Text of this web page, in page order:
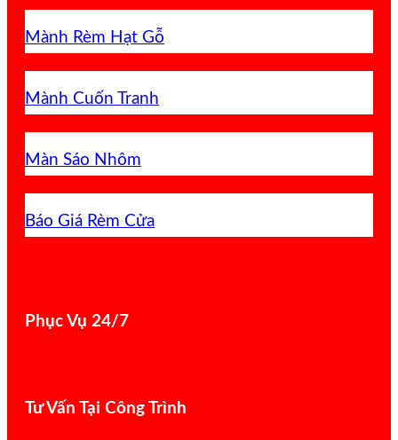
Mành Rèm Hạt Gỗ
Mành Cuốn Tranh
Màn Sáo Nhôm
Báo Giá Rèm Cửa
Phục Vụ 24/7
Tư Vấn Tại Công Trình